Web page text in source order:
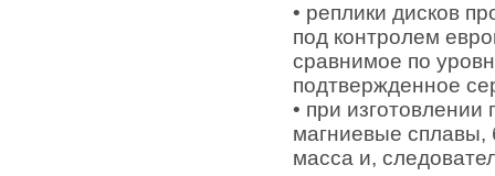
• реплики дисков
под контролем
сравнимое по
подтвержденное
• при
магниевые сплавы,
масса и,